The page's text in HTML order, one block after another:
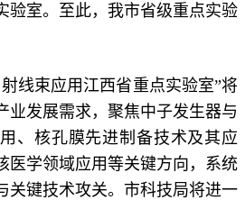
验室。至此，我市省级重点实验
束应用江西省重点实验室”将
业发展需求，聚焦中子发生器与
、核孔膜先进制备技术及其应
医学领域应用等关键方向，系统
关键技术攻关。市科技局将进一